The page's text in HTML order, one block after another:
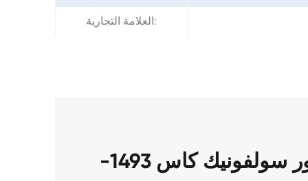
العلامة التجارية:
حزمة من حمض ثلاثي الفلور سولفونيك كاس 1493-